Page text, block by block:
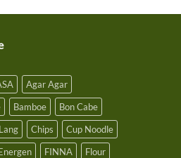
Agar Agar
Bamboe
Bon Cabe
Chips
Cup Noodle
FINNA
Flour